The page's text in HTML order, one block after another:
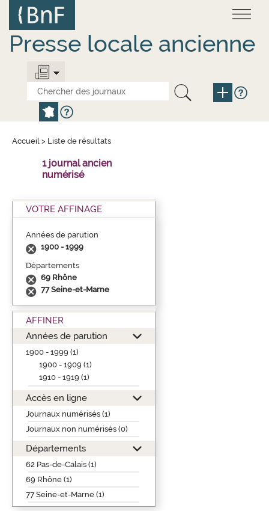
contenu
principal
Presse locale ancienne
Accueil > Liste de résultats
1 journal ancien
numérisé
VOTRE AFFINAGE
Années de parution
1900 - 1999
Départements
69 Rhône
77 Seine-et-Marne
AFFINER
Années de parution
1900 - 1999 (1)
1900 - 1909 (1)
1910 - 1919 (1)
Accès en ligne
Journaux numérisés (1)
Journaux non numérisés (0)
Départements
62 Pas-de-Calais (1)
69 Rhône (1)
77 Seine-et-Marne (1)
Panneau de gestion des cookies